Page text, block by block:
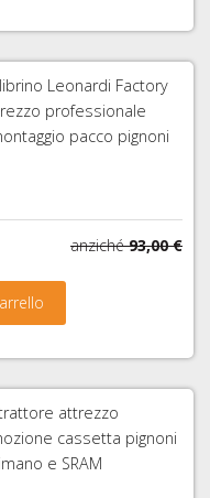
Leonardi Factory
professionale
pacco pignoni
anziché 93,00 €
attrezzo
cassetta pignoni
e SRAM